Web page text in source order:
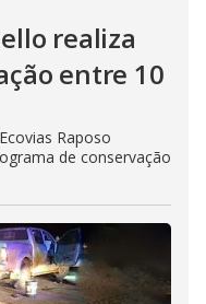
realiza
entre 10
Raposo
de conservação